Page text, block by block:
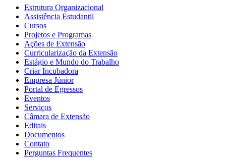
Estrutura Organizacional
Assistência Estudantil
Cursos
Projetos e Programas
Ações de Extensão
Curricularização da Extensão
Estágio e Mundo do Trabalho
Criar Incubadora
Empresa Júnior
Portal de Egressos
Eventos
Serviços
Câmara de Extensão
Editais
Documentos
Contato
Perguntas Frequentes